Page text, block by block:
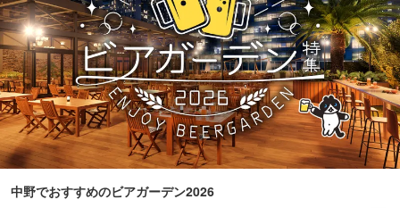
中野でおすすめのビアガーデン2026